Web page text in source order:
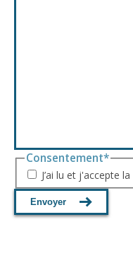
Consentement*
J’ai lu et j'accepte la
Envoyer